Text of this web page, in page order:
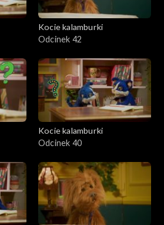
Kocie kalamburki
Odcinek 42
Kocie kalamburki
Odcinek 40